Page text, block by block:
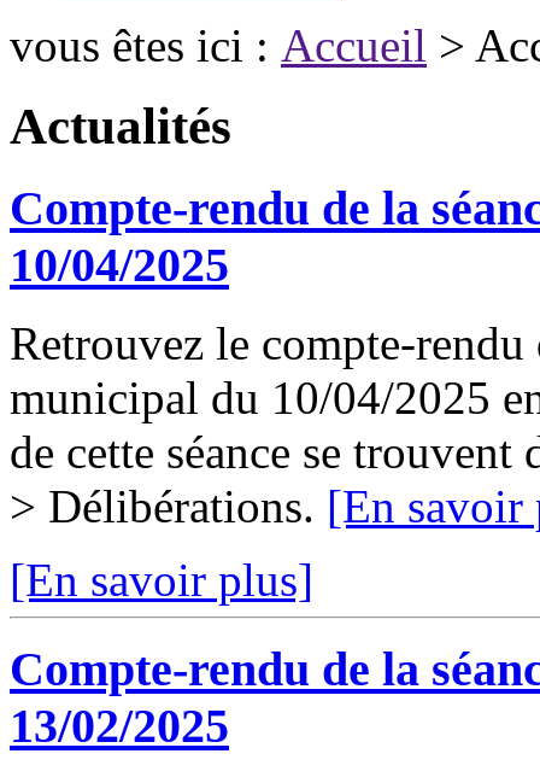
vous êtes ici : Accueil >
Actualités
Compte-rendu de la
10/04/2025
Retrouvez le compte-rendu
municipal du 10/04/2025
de cette séance se
> Délibérations. [En savoir
[En savoir plus]
Compte-rendu de la
13/02/2025